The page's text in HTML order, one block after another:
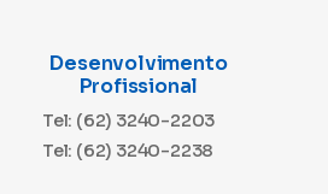
Desenvolvimento
Profissional
Tel: (62) 3240-2203
Tel: (62) 3240-2238